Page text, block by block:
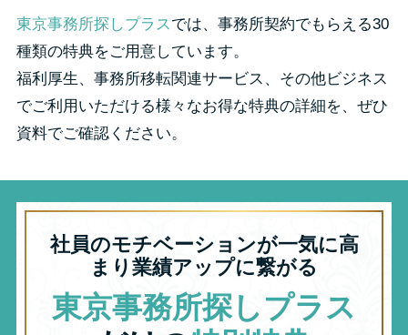
東京事務所探しプラスでは、事務所契約でもらえる30
種類の特典をご用意しています。
福利厚生、事務所移転関連サービス、その他ビジネス
でご利用いただける様々なお得な特典の詳細を、ぜひ
資料でご確認ください。
社員のモチベーションが一気に高
まり業績アップに繋がる
東京事務所探しプラス